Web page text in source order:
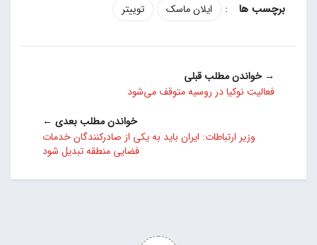
: ایلان ماسک توییتر
→ خواندن مطلب قبلی
فعالیت نوکیا در روسیه متوقف می‌شود
خواندن مطلب بعدی ←
وزیر ارتباطات: ایران باید به یکی از صادرکنندگان خدمات
فضایی منطقه تبدیل شود